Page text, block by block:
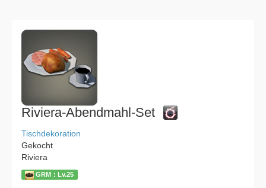
Riviera-Abendmahl-Set
Tischdekoration
Gekocht
Riviera
GRM：Lv.25